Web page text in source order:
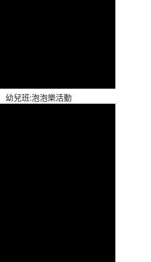
幼兒班:泡泡樂活動